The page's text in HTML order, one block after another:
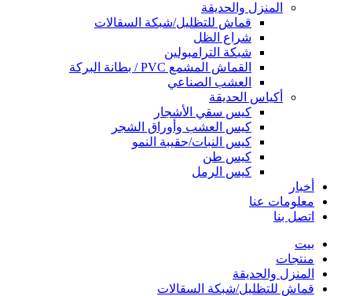
المنزل والحديقة
قماش للتظليل/شبكة السقالات
شراع الظل
شبكة الترامبولين
القماش المشمع PVC / بطانة البركة
العشب الصناعي
أكياس الحديقة
كيس سقي الأشجار
كيس العشب وأوراق الشجر
كيس النبات/حقيبة النمو
كيس طن
كيس الرمل
أخبار
معلومات عنا
اتصل بنا
بيت
منتجات
المنزل والحديقة
قماش للتظليل/شبكة السقالات